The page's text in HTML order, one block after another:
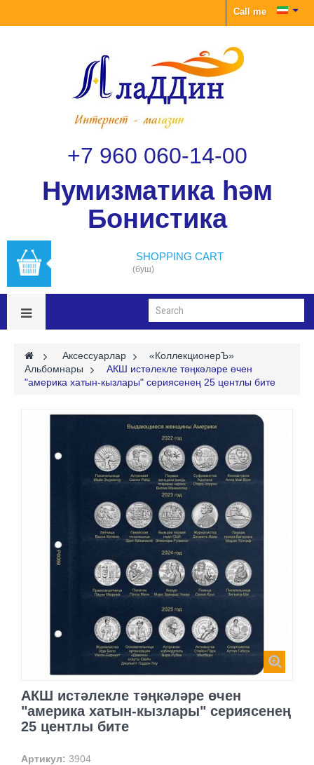
Call me
+7 960 060-14-00
Нумизматика һәм
Бонистика
SHOPPING CART
(буш)
> Аксессуарлар >
«КоллекционерЪ»
Альбомнары
>
АКШ истәлекле тәңкәләре өчен
"америка хатын-кызлары" сериясенең 25 центлы бите
АКШ истәлекле тәңкәләре өчен
"америка хатын-кызлары" сериясенең
25 центлы бите
Артикул: 3904